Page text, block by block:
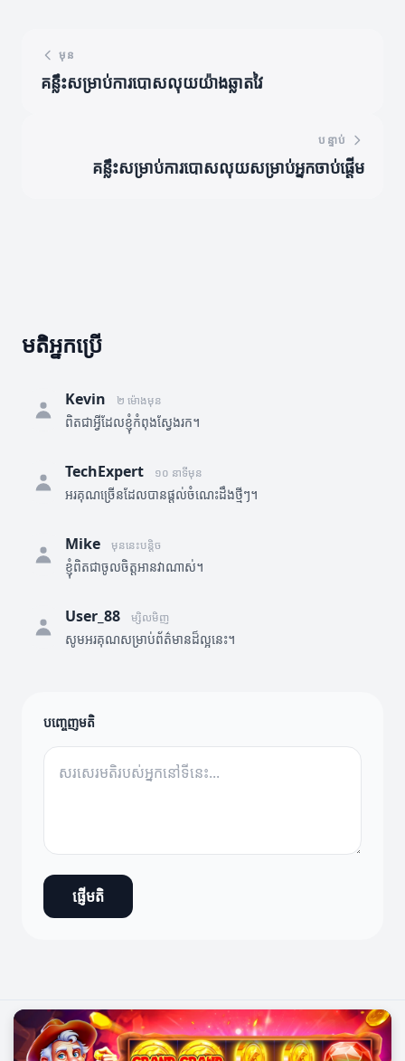
មុន
គន្លឹះសម្រាប់ការបោសលុយយ៉ាងឆ្លាតវៃ
បន្ទាប់
គន្លឹះសម្រាប់ការបោសលុយសម្រាប់អ្នកចាប់ផ្តើម
មតិអ្នកប្រើ
Kevin ២ ម៉ោងមុន
ពិតជាអ្វីដែលខ្ញុំកំពុងស្វែងរក។
TechExpert ១០ នាទីមុន
អរគុណច្រើនដែលបានផ្តល់ចំណេះដឹងថ្មីៗ។
Mike មុននេះបន្តិច
ខ្ញុំពិតជាចូលចិត្តអានវាណាស់។
User_88 ម្សិលមិញ
សូមអរគុណសម្រាប់ព័ត៌មានដ៏ល្អនេះ។
បញ្ចេញមតិ
ផ្ញើមតិ